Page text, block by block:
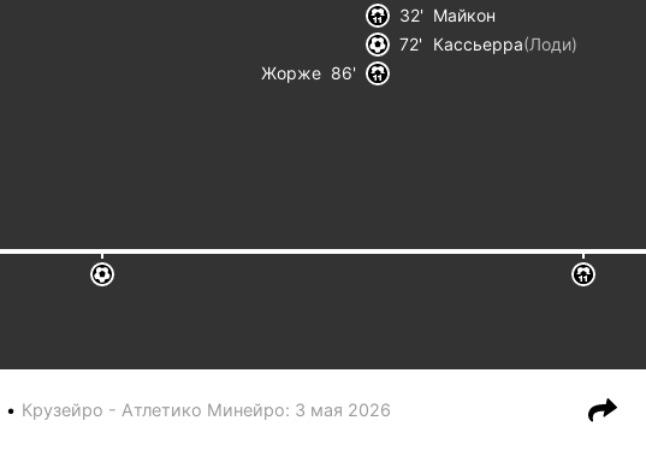
32
Майкон
72
(Лоди)
Кассьерра
Жорже 86
Крузейро - Атлетико Минейро: 3 мая 2026